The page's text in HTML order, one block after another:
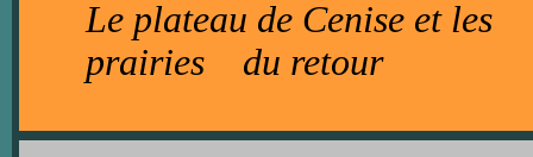
Le plateau de Cenise et les
prairies du retour